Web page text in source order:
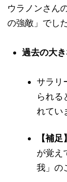
ウラノンさん
の強敵」でし
過去の大
サラリ
られる
れてい
【補
が覚え
我」の